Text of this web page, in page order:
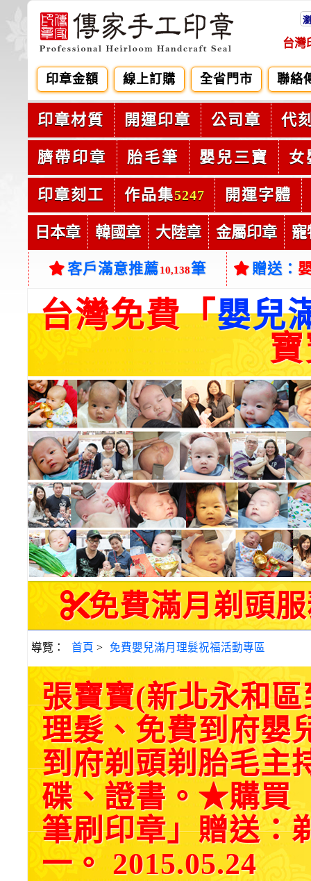
台灣
印章金額 線上訂購 全省門市 聯絡
印章材質 開運印章 公司章 代
臍帶印章 胎毛筆 嬰兒三寶 女
印章刻工 作品集5247 開運字體
日本章 韓國章 大陸章 金屬印章 寵
客戶滿意推薦10,138筆 贈送：
台灣免費「嬰兒
免費滿月剃頭服
導覽： 首頁 > 免費嬰兒滿月理髮祝福活動專區
張寶寶(新北永和
理髮、免費到府嬰
到府剃頭剃胎毛主
碟、證書。★購買
筆刷印章」贈送：
一。 2015.05.24